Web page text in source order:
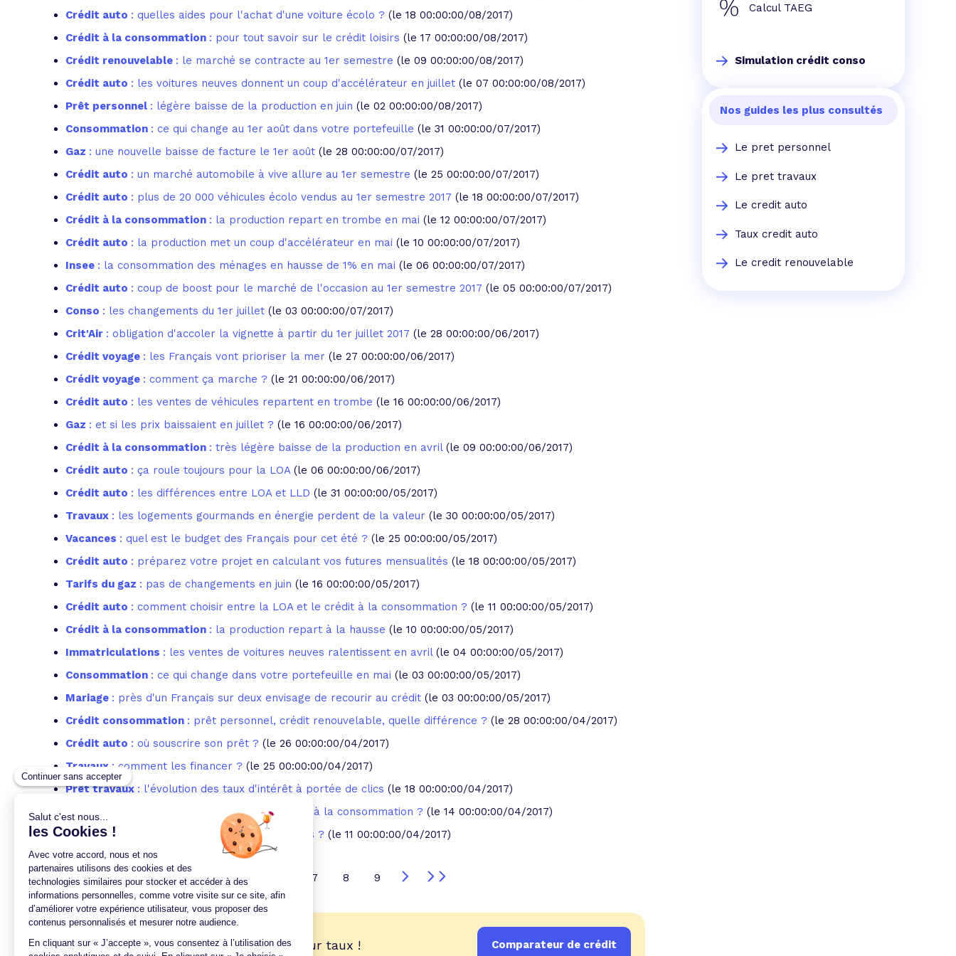
Crédit auto : quelles aides pour l'achat d'une voiture écolo ? (le 18 00:00:00/08/2017)
Crédit à la consommation : pour tout savoir sur le crédit loisirs (le 17 00:00:00/08/2017)
Crédit renouvelable : le marché se contracte au 1er semestre (le 09 00:00:00/08/2017)
Crédit auto : les voitures neuves donnent un coup d'accélérateur en juillet (le 07 00:00:00/08/2017)
Prêt personnel : légère baisse de la production en juin (le 02 00:00:00/08/2017)
Consommation : ce qui change au 1er août dans votre portefeuille (le 31 00:00:00/07/2017)
Gaz : une nouvelle baisse de facture le 1er août (le 28 00:00:00/07/2017)
Crédit auto : un marché automobile à vive allure au 1er semestre (le 25 00:00:00/07/2017)
Crédit auto : plus de 20 000 véhicules écolo vendus au 1er semestre 2017 (le 18 00:00:00/07/2017)
Crédit à la consommation : la production repart en trombe en mai (le 12 00:00:00/07/2017)
Crédit auto : la production met un coup d'accélérateur en mai (le 10 00:00:00/07/2017)
Insee : la consommation des ménages en hausse de 1% en mai (le 06 00:00:00/07/2017)
Crédit auto : coup de boost pour le marché de l'occasion au 1er semestre 2017 (le 05 00:00:00/07/2017)
Conso : les changements du 1er juillet (le 03 00:00:00/07/2017)
Crit'Air : obligation d'accoler la vignette à partir du 1er juillet 2017 (le 28 00:00:00/06/2017)
Crédit voyage : les Français vont prioriser la mer (le 27 00:00:00/06/2017)
Crédit voyage : comment ça marche ? (le 21 00:00:00/06/2017)
Crédit auto : les ventes de véhicules repartent en trombe (le 16 00:00:00/06/2017)
Gaz : et si les prix baissaient en juillet ? (le 16 00:00:00/06/2017)
Crédit à la consommation : très légère baisse de la production en avril (le 09 00:00:00/06/2017)
Crédit auto : ça roule toujours pour la LOA (le 06 00:00:00/06/2017)
Crédit auto : les différences entre LOA et LLD (le 31 00:00:00/05/2017)
Travaux : les logements gourmands en énergie perdent de la valeur (le 30 00:00:00/05/2017)
Vacances : quel est le budget des Français pour cet été ? (le 25 00:00:00/05/2017)
Crédit auto : préparez votre projet en calculant vos futures mensualités (le 18 00:00:00/05/2017)
Tarifs du gaz : pas de changements en juin (le 16 00:00:00/05/2017)
Crédit auto : comment choisir entre la LOA et le crédit à la consommation ? (le 11 00:00:00/05/2017)
Crédit à la consommation : la production repart à la hausse (le 10 00:00:00/05/2017)
Immatriculations : les ventes de voitures neuves ralentissent en avril (le 04 00:00:00/05/2017)
Consommation : ce qui change dans votre portefeuille en mai (le 03 00:00:00/05/2017)
Mariage : près d'un Français sur deux envisage de recourir au crédit (le 03 00:00:00/05/2017)
Crédit consommation : prêt personnel, crédit renouvelable, quelle différence ? (le 28 00:00:00/04/2017)
Crédit auto : où souscrire son prêt ? (le 26 00:00:00/04/2017)
Travaux : comment les financer ? (le 25 00:00:00/04/2017)
Prêt travaux : l'évolution des taux d'intérêt à portée de clics (le 18 00:00:00/04/2017)
Crédit auto
: appellation commerciale ou prêt à la consommation ? (le 14 00:00:00/04/2017)
Déménagement
: quel est le profil des Français ? (le 11 00:00:00/04/2017)
1 2 3 4 7 8 9
🎉 Trouvez votre prêt conso au meilleur taux ! Comparateur de crédit
Calcul TAEG
Simulation crédit conso
Nos guides les plus consultés
Le pret personnel
Le pret travaux
Le credit auto
Taux credit auto
Le credit renouvelable